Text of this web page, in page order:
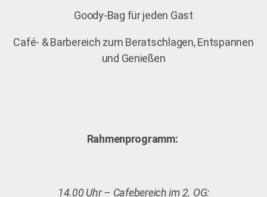
Goody-Bag für jeden Gast
Café- & Barbereich zum Beratschlagen, Entspannen
und Genießen
Rahmenprogramm:
14.00 Uhr – Cafebereich im 2. OG: